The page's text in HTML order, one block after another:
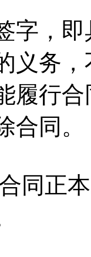
，即
义务
履行
合同。
正本